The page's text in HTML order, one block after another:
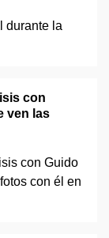
con
ven las